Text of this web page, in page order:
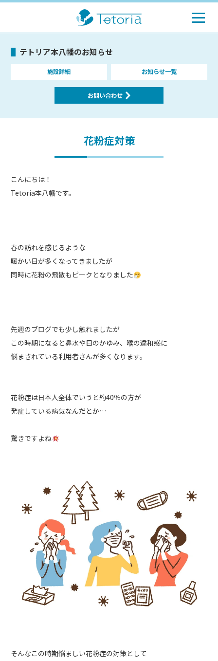
テトリア本八幡のお知らせ
施設詳細 お知らせ一覧
お問い合わせ
花粉症対策
こんにちは！
Tetoria本八幡です。
春の訪れを感じるような
暖かい日が多くなってきましたが
同時に花粉の飛散もピークとなりました
先週のブログでも少し触れましたが
この時期になると鼻水や目のかゆみ、喉の違和感に
悩まされている利用者さんが多くなります。
花粉症は日本人全体でいうと約40％の方が
発症している病気なんだとか…
驚きですよね
そんなこの時期悩ましい花粉症の対策として